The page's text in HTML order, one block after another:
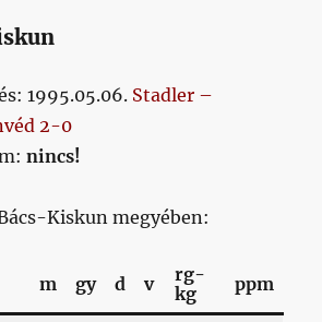
1995.05.06. Stadler –
2-0
nincs!
Kiskun megyében:
m gy d v
rg-
kg
ppm